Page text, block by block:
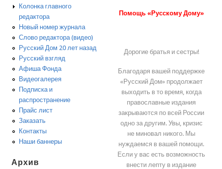
Колонка главного
редактора
Новый номер журнала
Слово редактора (видео)
Русский Дом 20 лет назад
Русский взгляд
Афиша Фонда
Видеогалерея
Подписка и
распространение
Прайс лист
Заказать
Контакты
Наши баннеры
Архив
Помощь «Русскому Дому»
Дорогие братья и сестры!
Благодаря вашей поддержке
«Русский Дом» продолжает
выходить в то время, когда
православные издания
закрываются по всей России
одно за другим. Увы, кризис
не миновал никого. Мы
нуждаемся в вашей помощи.
Если у вас есть возможность
внести лепту в издание